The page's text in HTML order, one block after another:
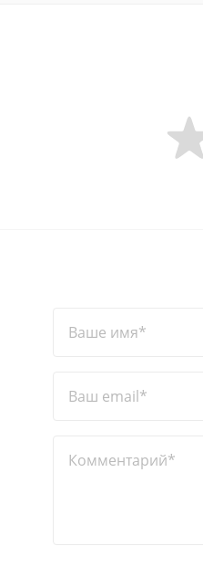
Ваше имя*
Ваш email*
Комментарий*